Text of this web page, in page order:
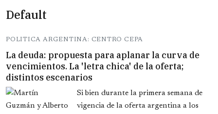
Default
POLITICA ARGENTINA: CENTRO CEPA
La deuda: propuesta para aplanar la curva de
vencimientos. La 'letra chica' de la oferta;
distintos escenarios
Si bien durante la primera semana de
vigencia de la oferta argentina a los